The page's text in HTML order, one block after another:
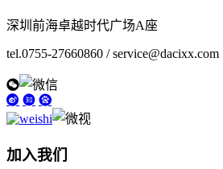
深圳前海卓越时代广场A座
tel.0755-27660860 / service@dacixx.com
加入我们